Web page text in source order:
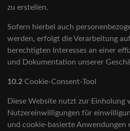
zu erstellen.
Sofern hierbei auch
werden, erfolgt die Verarbeitung
berechtigten Interesses an einer
und Dokumentation unserer
10.2 Cookie-Consent-Tool
Diese Website nutzt zur Einholung
Nutzereinwilligungen für
und cookie-basierte Anwendungen